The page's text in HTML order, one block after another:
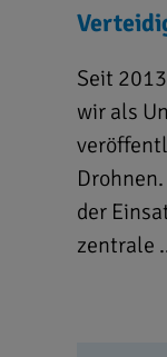
Seit
wir als
der
zentrale